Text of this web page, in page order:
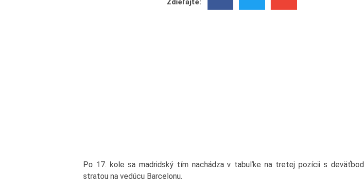
Zdieľajte:
Po 17. kole sa madridský tím nachádza v tabuľke na tretej pozícii s
stratou na vedúcu Barcelonu.